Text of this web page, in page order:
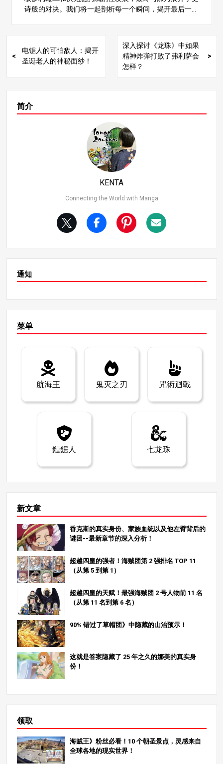
不安。尤其是惠，他是 “柔术海仙 “中的关键人物，粉丝们
对他的命运高度关注。然而，对一些读者来说，他幸存下
外传》迄今为止的黑暗主题不太相符。有些书迷可能会觉
得他们的生存几乎太容易了，让他们怀疑是否还有隐藏的
转折。 秋神的预示和不确定的未来 格格-阿库塔米以在故
间和她随后的行动可能在未来的叙事中具有更深层次的意
不见的代价。 特别是，野原的诅咒技巧通常涉及 “约束誓
言”，即允许她发动强大攻击的限制条件。如果她的 “复活
“与这样的誓言有关，那么她将来可能会面临更加残酷的命
运。 幻想还是现实？ 最后，一年级的学生们毫发无损地打
败了淑乃，随后他们读到了五条佐藤的信，这是一个平静
的尾声。最大的不安就在这里–这个尾声是真正的 “现
痊愈 “这一事实让人产生怀疑。对于一个受了如此重伤的
角色来说，完全康复并立即重新加入战斗似乎打破了该系
列既定的现实主义。 预示真正的结局？ 这次 “非自然复活
“可能是 Gege Akutami 更大计划的一部分，为真正的最终
murai，我们致力于与全球粉丝分享对《柔术开山》等日
诗般的对决。我们将一起剖析每一个瞬间，揭开最后一幕
讲述了板多利雄二和伏见惠的故事。故事揭示了惠想要创
造一个没有无妄之灾的世界的愿望，裕二对此深有同感。
这些人物在战斗中背负重担的方式引起了读者的强烈共
鸣。 这一章还探讨了裕二对祖父之死的反思，引导他重新
验，裕二逐渐培养出了这种同理心，这标志着他的性格成
长迈出了重要一步。 伏见惠与板多里雄二的对话 在第 266
章的中间部分，惠和裕二之间展开了一次重要的对话。惠
谈到了按照自己的信念生活所面临的挑战，向裕二承认：
“我无法告诉现在的我该如何生活”。这句话象征着惠的内
心冲突和他的决心，这一刻也让裕二感到沉重。 这一幕强
调了惠的幸福如何取决于妹妹津木的幸福，突出了他深厚
所经历的痛苦，强调了这种痛苦以及他由此产生的同理心
如何影响了他与惠的互动。 与淑乃的战斗和令人震惊的结
技巧，压倒了裕二，但裕二仍坚持不懈地战斗。淑奈被 M
egumi 的技术瞬间抓住的一幕，让人看到了裕二获胜的希
了的描述让许多粉丝大吃一惊。有几种理论可以解释这一
幕。 一种可能是，裕二故意切断了自己的手指。这可能是
在破坏 Sukuna 的同时也让 Yuji 失去了手指，这就意味着
Megumi 和 Yuji 之间存在着很深的联系，甚至可能是精神
件可能不仅象征着身体上的损失，也象征着佑司的心理成
长和他坚定的决心。 此外，这一幕如何影响惠和佑司之间
的关系也是值得关注的关键点。第 266 章的最后时刻可能
预示着未来的挑战，尤其是小惠将做出的选择，以及这些
大地推动了故事情节的发展。裕二与惠之间不断加深的感
情、与须久奈的激战以及最后令人震惊的一幕都给读者留
下了深刻的影响。尤其是最后一页佑司手指的丢失，让人
加惊心动魄。 在本次分析中，我们重点关注了板多雄二与
Zamurai，我们为全球读者带来日本漫画的深度分析。请
务必查看我们的其他文章，探索漫画世界的更多魅力！敬
请期待下一次更新！
电锯人的可怕敌人：揭开
圣诞老人的神秘面纱！
深入探讨《龙珠》中如果
精神炸弹打败了弗利萨会
怎样？
简介
KENTA
Connecting the World with Manga
通知
菜单
航海王 鬼灭之刃 咒術迴戰
鏈鋸人 七龙珠
新文章
香克斯的真实身份、家族血统以及他左臂背后的
谜团--最新章节的深入分析！
超越四皇的强者！海贼团第 2 强排名 TOP 11
（从第 5 到第 1）
超越四皇的天赋！最强海贼团 2 号人物前 11 名
（从第 11 名到第 6 名）
90% 错过了草帽团》中隐藏的山治预示！
这就是答案隐藏了 25 年之久的娜美的真实身
份！
领取
海贼王》粉丝必看！10 个朝圣景点，灵感来自
全球各地的现实世界！